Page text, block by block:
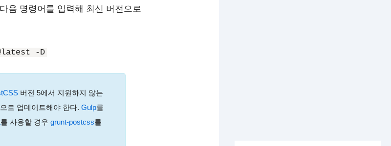
음 명령어를 입력해 최신 버전으로
-D
버전 5에서 지원하지 않는
로 업데이트해야 한다. Gulp를
를 사용할 경우 grunt-postcss를